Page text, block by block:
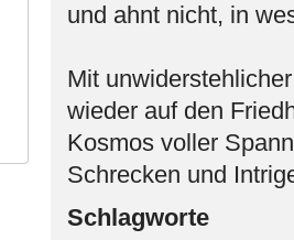
und ahnt nicht, in
Mit
wieder auf den
Kosmos voller
Schrecken und
Schlagworte